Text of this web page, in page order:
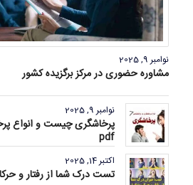
نوامبر 9, 2025
مشاوره حضوری در مرکز برگزیده کشور
نوامبر 9, 2025
پرخاشگری چیست و انواع
pdf
اکتبر 14, 2025
تست درک شما از رفتار و